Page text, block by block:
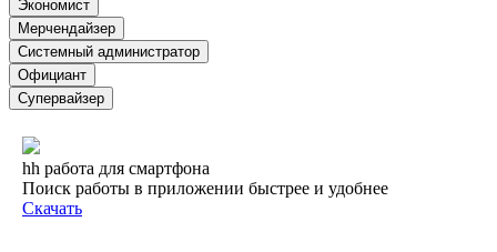
Экономист
Мерчендайзер
Системный администратор
Официант
Супервайзер
hh работа для смартфона
Поиск работы в приложении быстрее и удобнее
Скачать